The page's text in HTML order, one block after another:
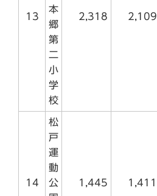
13
本
郷
第
二
小
学
校
2,318 2,109
14
松
戸
運
動
公
1,445 1,411